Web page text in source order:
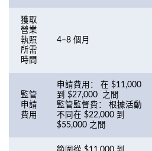
獲取
營業
執照
所需
時間
4–8 個月
監管
申請
費用
申請費用： 在 $11,000
到 $27,000 之間
監管監督費： 根據活動
不同在 $22,000 到
$55,000 之間